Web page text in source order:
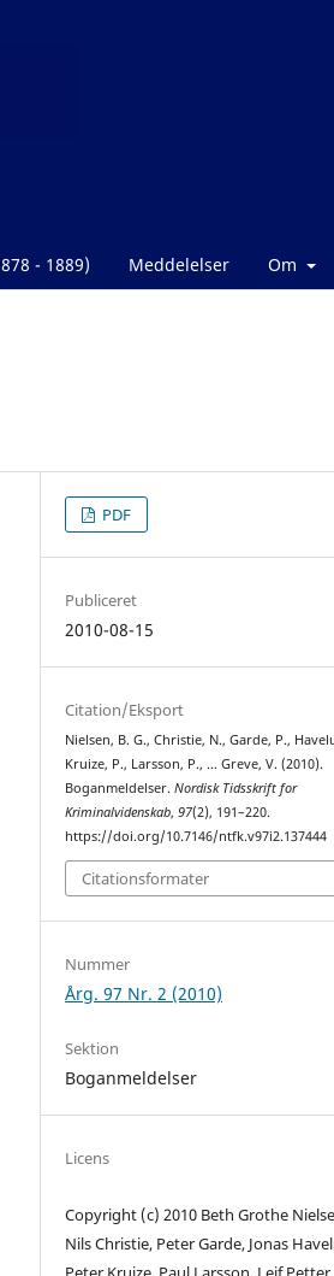
- 1889) Meddelelser Om
PDF
Publiceret
2010-08-15
Citation/Eksport
Nielsen, B. G., Christie, N., Garde, P.,
Kruize, P., Larsson, P., … Greve, V. (2010).
Boganmeldelser.Nordisk Tidsskrift for
Kriminalvidenskab,97(2), 191–220.
https://doi.org/10.7146/ntfk.v97i2.137444
Citationsformater
Nummer
Årg. 97 Nr. 2 (2010)
Sektion
Boganmeldelser
Licens
Copyright (c) 2010 Beth Grothe
Nils Christie, Peter Garde, Jonas